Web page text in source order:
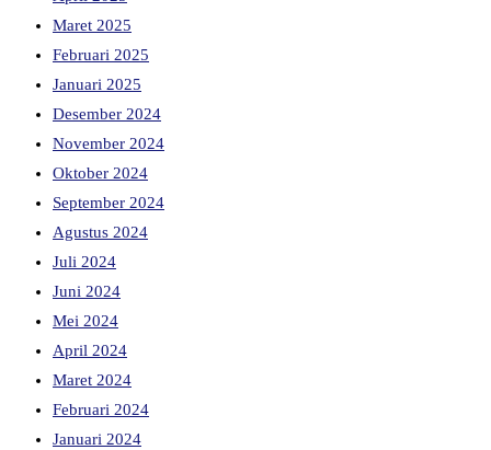
Maret 2025
Februari 2025
Januari 2025
Desember 2024
November 2024
Oktober 2024
September 2024
Agustus 2024
Juli 2024
Juni 2024
Mei 2024
April 2024
Maret 2024
Februari 2024
Januari 2024